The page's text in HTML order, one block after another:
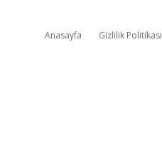
Anasayfa Gizlilik Politikası